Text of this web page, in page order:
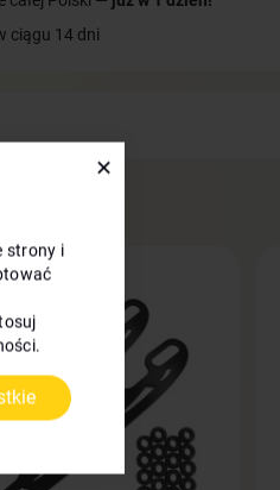
ciągu 14 dni
✕
strony i